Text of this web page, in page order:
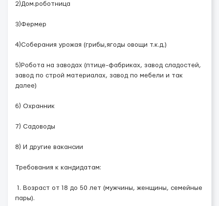
2)Дом.роботница
3)Фермер
4)Соберания урожая (грибы,ягоды овощи т.к.д.)
5)Робота на заводах (птице-фабриках, завод сладостей,
завод по строй материалах, завод по мебели и так
далее)
6) Охранник
7) Садоводы
8) И другие вакансии
Требования к кандидатам:
1. Возраст от 18 до 50 лет (мужчины, женщины, семейные
пары).